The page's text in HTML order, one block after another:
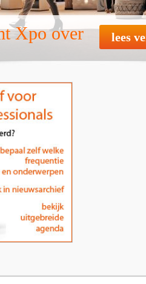
Xpo over lees